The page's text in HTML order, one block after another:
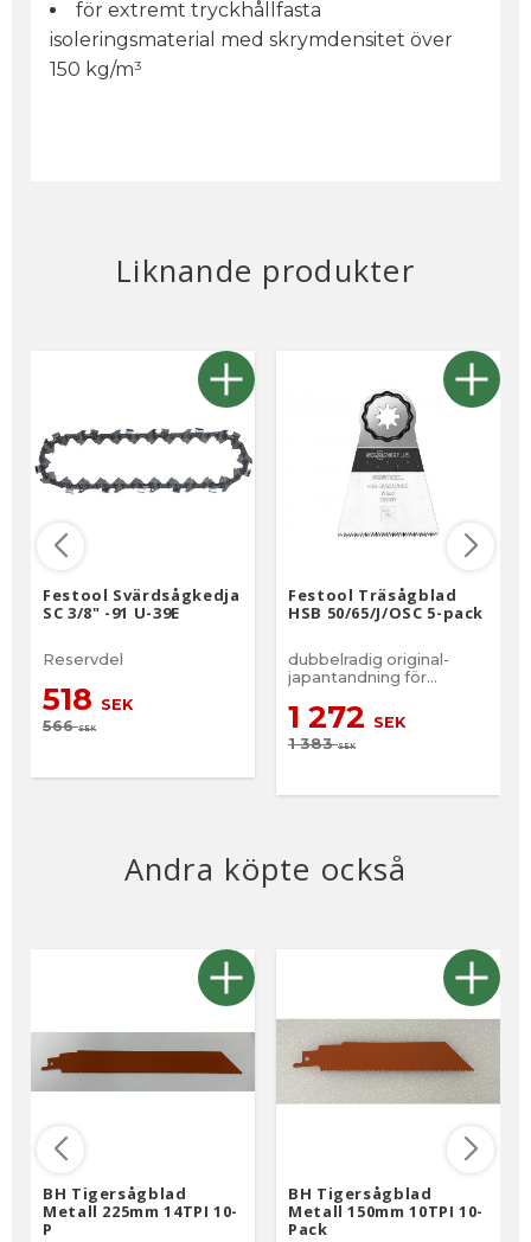
för extremt tryckhållfasta
isoleringsmaterial med skrymdensitet över
150 kg/m³
Liknande produkter
Festool Svärdsågkedja
SC 3/8" -91 U-39E
Reservdel
518 SEK
566SEK
Festool Träsågblad
HSB 50/65/J/OSC 5-pack
dubbelradig original-
japantandning för
snittkanter
1 272 SEK
1 383SEK
Andra köpte också
BH Tigersågblad
Metall 225mm 14TPI 10-
P
BH Tigersågblad
Metall 150mm 10TPI 10-
Pack